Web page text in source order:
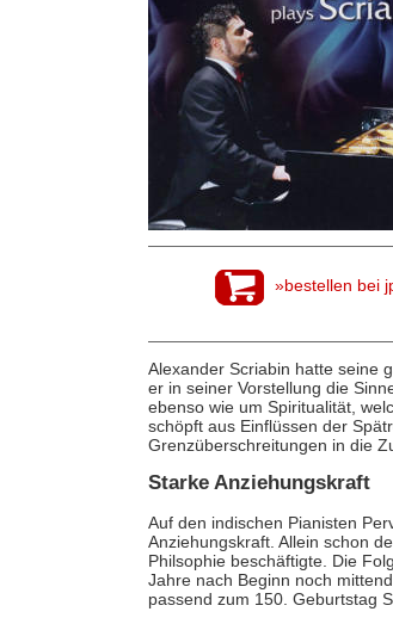
»bestellen bei
Alexander Scriabin hatte seine
er in seiner Vorstellung die
ebenso wie um Spiritualität,
schöpft aus Einflüssen der
Grenzüberschreitungen in die
Starke Anziehungskraft
Auf den indischen Pianisten
Anziehungskraft. Allein schon
Philsophie beschäftigte. Die
Jahre nach Beginn noch
passend zum 150. Geburtstag